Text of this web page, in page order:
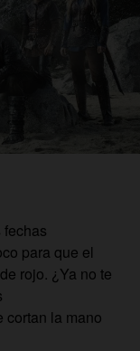
fechas
para que el
rojo. ¿Ya no te
cortan la mano